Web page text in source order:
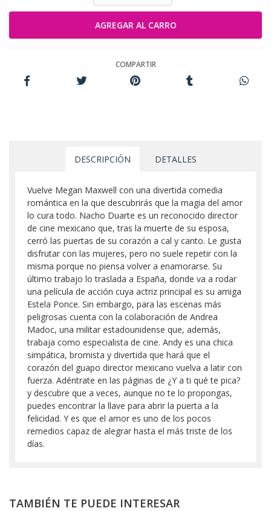
COMPARTIR
DESCRIPCIÓN DETALLES
Vuelve Megan Maxwell con una divertida comedia
romántica en la que descubrirás que la magia del amor
lo cura todo. Nacho Duarte es un reconocido director
de cine mexicano que, tras la muerte de su esposa,
cerró las puertas de su corazón a cal y canto. Le gusta
disfrutar con las mujeres, pero no suele repetir con la
misma porque no piensa volver a enamorarse. Su
último trabajo lo traslada a España, donde va a rodar
una película de acción cuya actriz principal es su amiga
Estela Ponce. Sin embargo, para las escenas más
peligrosas cuenta con la colaboración de Andrea
Madoc, una militar estadounidense que, además,
trabaja como especialista de cine. Andy es una chica
simpática, bromista y divertida que hará que el
corazón del guapo director mexicano vuelva a latir con
fuerza. Adéntrate en las páginas de ¿Y a ti qué te pica?
y descubre que a veces, aunque no te lo propongas,
puedes encontrar la llave para abrir la puerta a la
felicidad. Y es que el amor es uno de los pocos
remedios capaz de alegrar hasta el más triste de los
días.
TAMBIÉN TE PUEDE INTERESAR